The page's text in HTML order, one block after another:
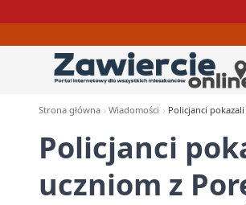
Strona główna Wiadomości Policjanci
Policjanci
uczniom z